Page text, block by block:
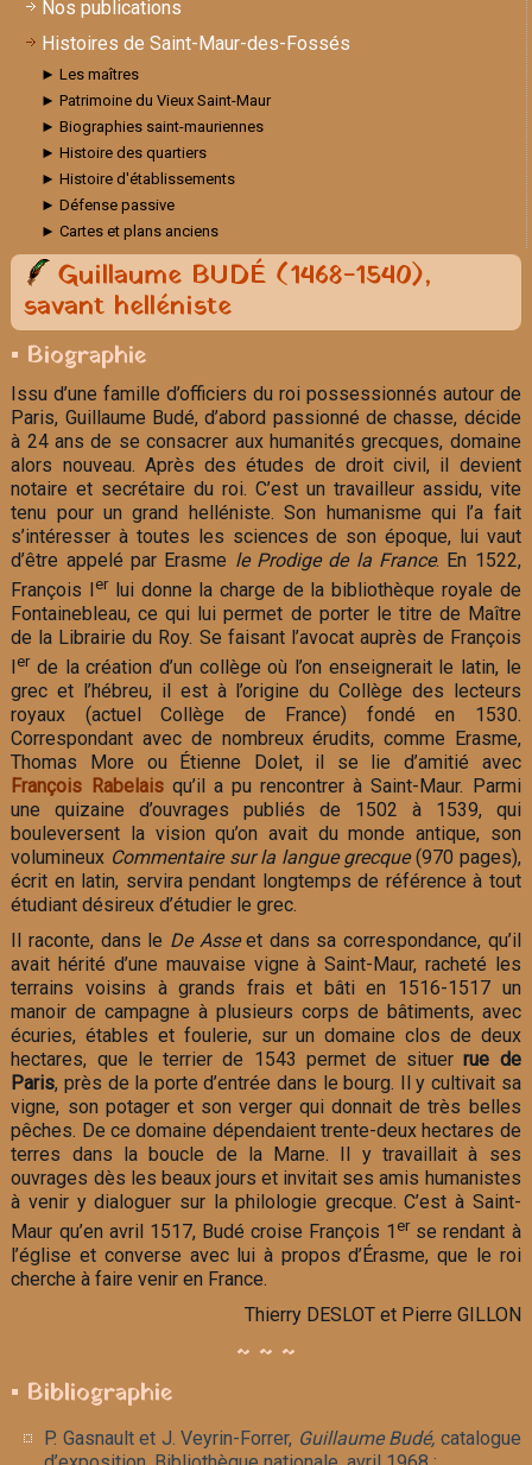
Nos publications
Histoires de Saint-Maur-des-Fossés
► Les maîtres
► Patrimoine du Vieux Saint-Maur
► Biographies saint-mauriennes
► Histoire des quartiers
► Histoire d'établissements
► Défense passive
► Cartes et plans anciens
Guillaume BUDÉ (1468-1540),
savant helléniste
▪ Biographie
Issu d’une famille d’officiers du roi possessionnés autour de
Paris, Guillaume Budé, d’abord passionné de chasse, décide
à 24 ans de se consacrer aux humanités grecques, domaine
alors nouveau. Après des études de droit civil, il devient
notaire et secrétaire du roi. C’est un travailleur assidu, vite
tenu pour un grand helléniste. Son humanisme qui l’a fait
s’intéresser à toutes les sciences de son époque, lui vaut
d’être appelé par Erasme le Prodige de la France. En 1522,
François Ierlui donne la charge de la bibliothèque royale de
Fontainebleau, ce qui lui permet de porter le titre de Maître
de la Librairie du Roy. Se faisant l’avocat auprès de François
Ier de la création d’un collège où l’on enseignerait le latin, le
grec et l’hébreu, il est à l’origine du Collège des lecteurs
royaux (actuel Collège de France) fondé en 1530.
Correspondant avec de nombreux érudits, comme Erasme,
Thomas More ou Étienne Dolet, il se lie d’amitié avec
François Rabelaisqu’il a pu rencontrer à Saint-Maur. Parmi
une quizaine d’ouvrages publiés de 1502 à 1539, qui
bouleversent la vision qu’on avait du monde antique, son
volumineux Commentaire sur la langue grecque(970 pages),
écrit en latin, servira pendant longtemps de référence à tout
étudiant désireux d’étudier le grec.
Il raconte, dans le De Asseet dans sa correspondance, qu’il
avait hérité d’une mauvaise vigne à Saint-Maur, racheté les
terrains voisins à grands frais et bâti en 1516-1517 un
manoir de campagne à plusieurs corps de bâtiments, avec
écuries, étables et foulerie, sur un domaine clos de deux
hectares, que le terrier de 1543 permet de situerrue de
Paris, près de la porte d’entrée dans le bourg. Il y cultivait sa
vigne, son potager et son verger qui donnait de très belles
pêches. De ce domaine dépendaient trente-deux hectares de
terres dans la boucle de la Marne. Il y travaillait à ses
ouvrages dès les beaux jours et invitait ses amis humanistes
à venir y dialoguer sur la philologie grecque. C’est à Saint-
Maur qu’en avril 1517, Budé croise François 1er se rendant à
l’église et converse avec lui à propos d’Érasme, que le roi
cherche à faire venir en France.
Thierry DESLOT et Pierre GILLON
~ ~ ~
▪ Bibliographie
P. Gasnault et J. Veyrin-Forrer, Guillaume Budé, catalogue